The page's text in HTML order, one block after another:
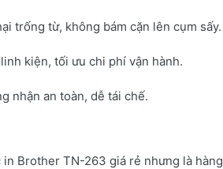
trống từ, không bám cặn lên cụm sấy.
kiện, tối ưu chi phí vận hành.
nhận an toàn, dễ tái chế.
Brother TN-263 giá rẻ nhưng là